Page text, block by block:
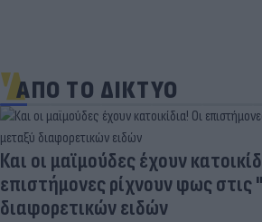
ΑΠΟ ΤΟ ΔΙΚΤΥΟ